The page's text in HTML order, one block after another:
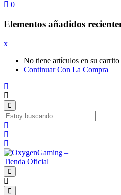
0
Elementos añadidos
x
No tiene artículos en su carrito
Continuar Con La Compra